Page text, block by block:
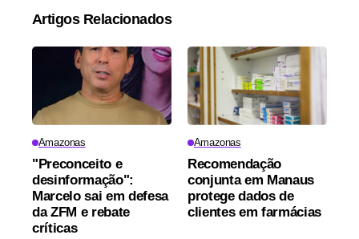
Artigos Relacionados
Amazonas
"Preconceito e
desinformação":
Marcelo sai em defesa
da ZFM e rebate
críticas
Amazonas
Recomendação
conjunta em Manaus
protege dados de
clientes em farmácias